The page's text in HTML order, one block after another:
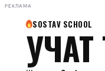
РЕКЛАМА